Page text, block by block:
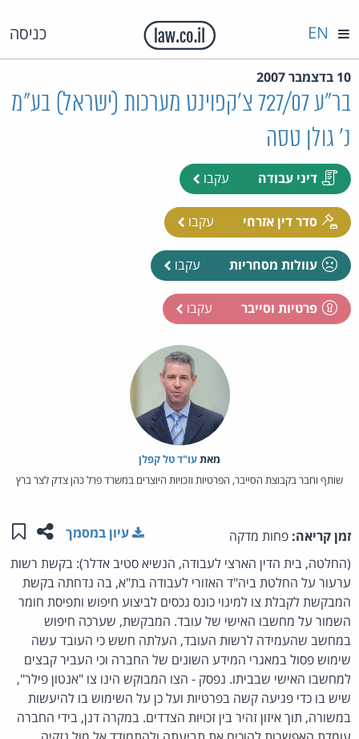
כניסה EN
10 בדצמבר 2007
בר"ע 727/07 צ'קפוינט מערכות (ישראל) בע"מ
נ' גולן טסה
דיני עבודה עקבו
סדר דין אזרחי עקבו
עוולות מסחריות עקבו
פרטיות וסייבר עקבו
מאת‏עו"ד טל קפלן
שותף וחבר בקבוצת הסייבר, הפרטיות וזכויות היוצרים במשרד פרל כהן צדק לצר ברץ
זמן קריאה: פחות מדקה שתפו
עיון במסמך
(החלטה, בית הדין הארצי לעבודה, הנשיא סטיב אדלר): בקשת רשות
ערעור על החלטת ביה"ד האזורי לעבודה בת"א, בה נדחתה בקשת
המבקשת לקבלת צו למינוי כונס נכסים לביצוע חיפוש ותפיסת חומר
השמור על מחשבו האישי של עובד. המבקשת, שערכה חיפוש
במחשב שהעמידה לרשות העובד, העלתה חשש כי העובד עשה
שימוש פסול במאגרי המידע השונים של החברה וכי העביר קבצים
למחשבו האישי שבביתו. נפסק - הצו המבוקש הינו צו "אנטון פילר",
שיש בו כדי פגיעה קשה בפרטיות ועל כן על השימוש בו להיעשות
במשורה, תוך איזון זהיר בין זכויות הצדדים. במקרה דנן, בידי החברה